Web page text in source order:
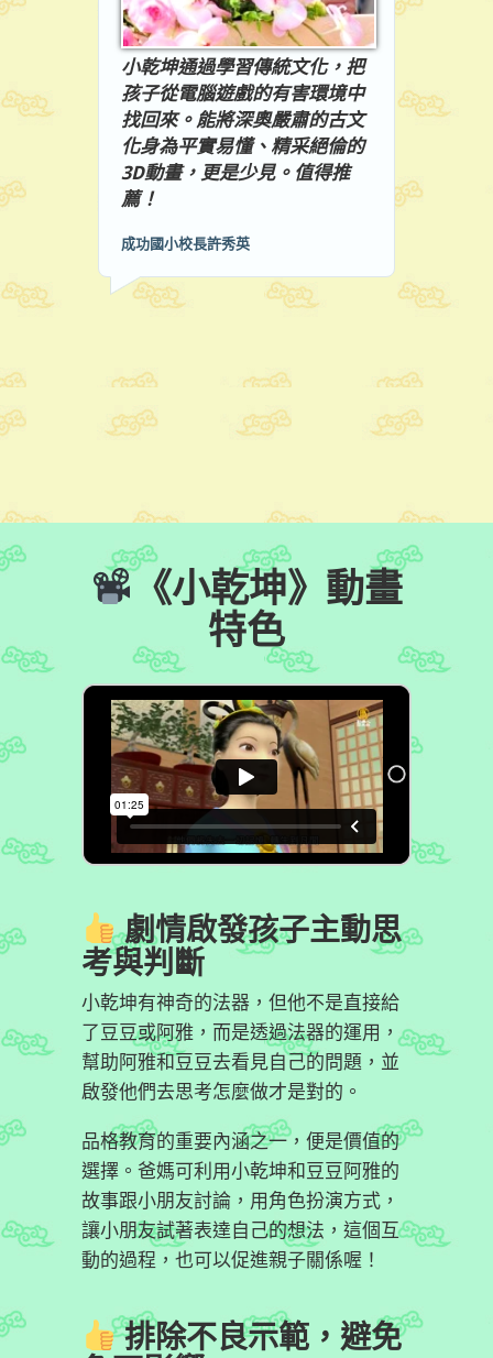
小乾坤通過學習傳統文化，把
孩子從電腦遊戲的有害環境中
找回來。能將深奧嚴肅的古文
化身為平實易懂、精采絕倫的
3D動畫，更是少見。值得推
薦！
成功國小校長許秀英
《小乾坤》動畫
特色
劇情啟發孩子主動思
考與判斷
小乾坤有神奇的法器，但他不是直接給
了豆豆或阿雅，而是透過法器的運用，
幫助阿雅和豆豆去看見自己的問題，並
啟發他們去思考怎麼做才是對的。
品格教育的重要內涵之一，便是價值的
選擇。爸媽可利用小乾坤和豆豆阿雅的
故事跟小朋友討論，用角色扮演方式，
讓小朋友試著表達自己的想法，這個互
動的過程，也可以促進親子關係喔！
排除不良示範，避免